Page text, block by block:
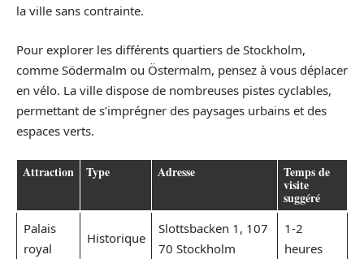
la ville sans contrainte.
Pour explorer les différents quartiers de Stockholm,
comme Södermalm ou Östermalm, pensez à vous déplacer
en vélo. La ville dispose de nombreuses pistes cyclables,
permettant de s’imprégner des paysages urbains et des
espaces verts.
Attraction Type Adresse Temps de
visite
suggéré
Palais
royal
Historique
Slottsbacken 1, 107
70 Stockholm
1-2
heures